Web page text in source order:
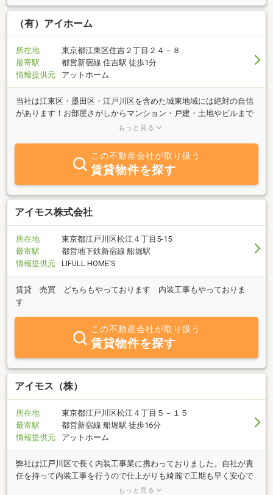
（有）アイホーム
所在地
東京都江東区住吉２丁目２４－８
最寄駅
都営新宿線 住吉駅 徒歩1分
情報提供元
アットホーム
当社は江東区・墨田区・江戸川区を含めた城東地域には絶対の自信
があります！お部屋さがしからマンション・戸建・土地やビルまで
総合的にお客様をサポートいたします。お気軽にお問い合せ下さ
もっと見る
この不動産会社が取り扱う
賃貸物件を探す
アイモス株式会社
所在地
東京都江戸川区松江４丁目5-15
最寄駅
都営地下鉄新宿線 船堀駅
情報提供元
LIFULL HOME'S
賃貸 売買 どちらもやっております 内装工事もやっておりま
す
この不動産会社が取り扱う
賃貸物件を探す
アイモス（株）
所在地
東京都江戸川区松江４丁目５－１５
最寄駅
都営新宿線 船堀駅 徒歩16分
情報提供元
アットホーム
弊社は江戸川区で長く内装工事業に携わっておりました。自社が責
任を持って内装工事を行うので仕上がりも綺麗で工期も早く安心で
す。他社よりも工事代金が安くお得です！自主管理、自社管理など
もっと見る